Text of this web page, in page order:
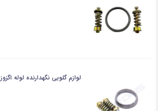
لوازم گلویی نگهدارنده لوله اگزوز 405-TPCO